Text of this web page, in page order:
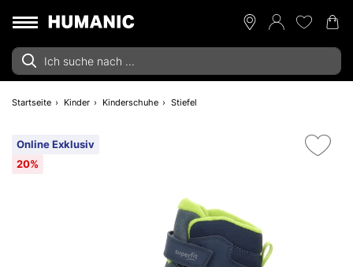
Startseite Kinder Kinderschuhe Stiefel
Online Exklusiv
20%